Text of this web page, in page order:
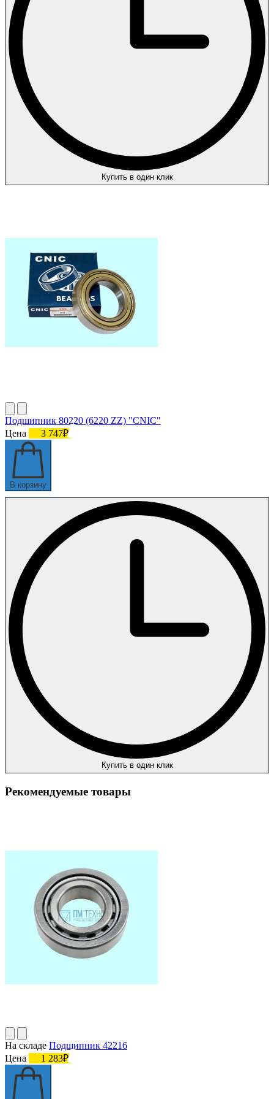
Купить в один клик
Подшипник 80220 (6220 ZZ) "СNIC"
Цена
3 747₽
В корзину
Купить в один клик
Рекомендуемые товары
На складе Подшипник 42216
Цена
1 283₽